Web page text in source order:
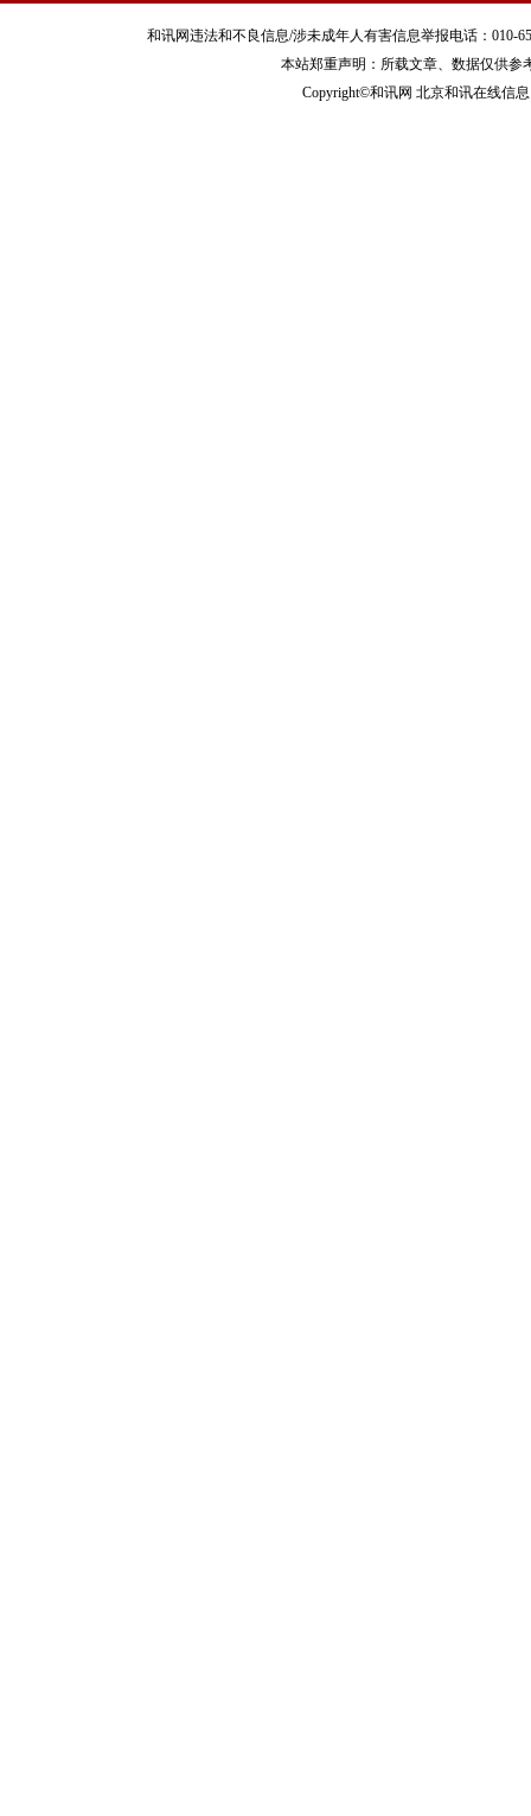
和讯网违法和不良信息/涉未成年人有害信息举报电话：010-
本站郑重声明：所载文章、数据仅供参
Copyright©和讯网 北京和讯在线信